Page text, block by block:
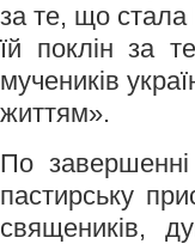
за те, що стала
їй поклін за
мучеників
життям».
По
пастирську
священиків,